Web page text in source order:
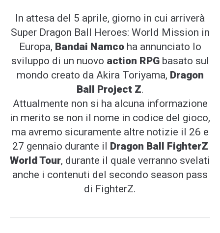
In attesa del 5 aprile, giorno in cui arriverà
Super Dragon Ball Heroes: World Mission in
Europa, Bandai Namcoha annunciato lo
sviluppo di un nuovo action RPGbasato sul
mondo creato da Akira Toriyama, Dragon
Ball Project Z.
Attualmente non si ha alcuna informazione
in merito se non il nome in codice del gioco,
ma avremo sicuramente altre notizie il 26 e
27 gennaio durante il Dragon Ball FighterZ
World Tour, durante il quale verranno svelati
anche i contenuti del secondo season pass
di FighterZ.